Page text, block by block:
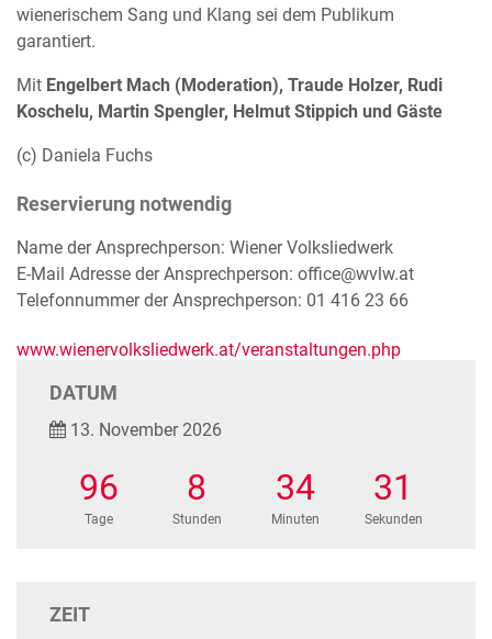
wienerischem Sang und Klang sei dem Publikum
garantiert.
Mit Engelbert Mach (Moderation), Traude Holzer, Rudi
Koschelu, Martin Spengler, Helmut Stippich und Gäste
(c) Daniela Fuchs
Reservierung notwendig
Name der Ansprechperson: Wiener Volksliedwerk
E-Mail Adresse der Ansprechperson: office@wvlw.at
Telefonnummer der Ansprechperson: 01 416 23 66
www.wienervolksliedwerk.at/veranstaltungen.php
DATUM
13. November 2026
96
Tage
8
Stunden
34
Minuten
30
Sekunden
ZEIT